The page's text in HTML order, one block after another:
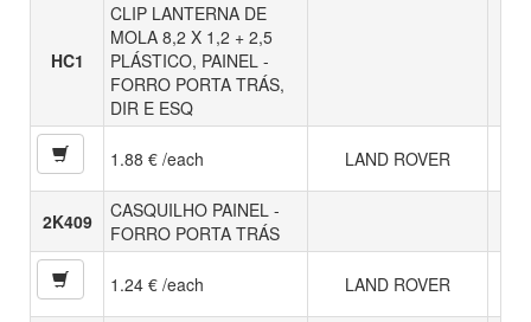
HC1
CLIP LANTERNA DE
MOLA 8,2 X 1,2 + 2,5
PLÁSTICO, PAINEL -
FORRO PORTA TRÁS,
DIR E ESQ
1.88 € /each LAND ROVER
2K409
CASQUILHO PAINEL -
FORRO PORTA TRÁS
1.24 € /each LAND ROVER